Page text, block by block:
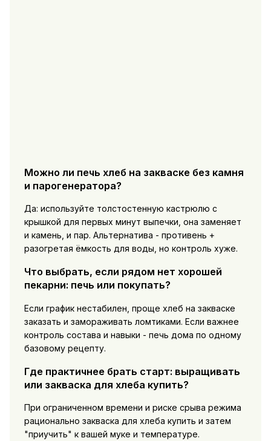
Можно ли печь хлеб на закваске без камня
и парогенератора?
Да: используйте толстостенную кастрюлю с
крышкой для первых минут выпечки, она заменяет
и камень, и пар. Альтернатива - противень +
разогретая ёмкость для воды, но контроль хуже.
Что выбрать, если рядом нет хорошей
пекарни: печь или покупать?
Если график нестабилен, проще хлеб на закваске
заказать и замораживать ломтиками. Если важнее
контроль состава и навыки - печь дома по одному
базовому рецепту.
Где практичнее брать старт: выращивать
или закваска для хлеба купить?
При ограниченном времени и риске срыва режима
рационально закваска для хлеба купить и затем
"приучить" к вашей муке и температуре.